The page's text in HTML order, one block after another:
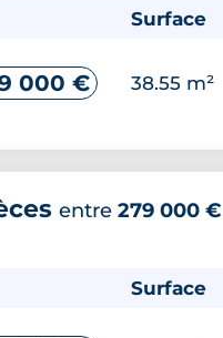
Surface
000 € 38.55 m²
entre 279 000 €
Surface